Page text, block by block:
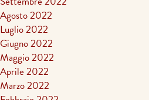
Agosto 2022
Luglio 2022
Giugno 2022
Maggio 2022
Aprile 2022
Marzo 2022